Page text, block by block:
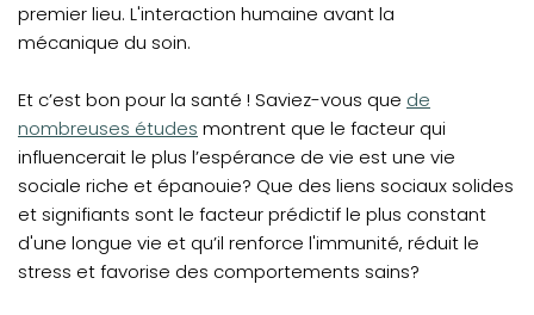
premier lieu. L'interaction humaine avant la
mécanique du soin.
Et c’est bon pour la santé ! Saviez-vous que (opens in a
de
nombreuses études montrent que le facteur qui
influencerait le plus l’espérance de vie est une vie
sociale riche et épanouie? Que des liens sociaux solides
et signifiants sont le facteur prédictif le plus constant
d'une longue vie et qu’il renforce l'immunité, réduit le
stress et favorise des comportements sains?